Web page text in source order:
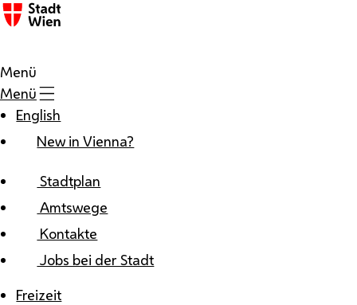
Zum Inhalt
Menü
Menü
English
New in Vienna?
Stadtplan
Amtswege
Kontakte
Jobs bei der Stadt
Freizeit